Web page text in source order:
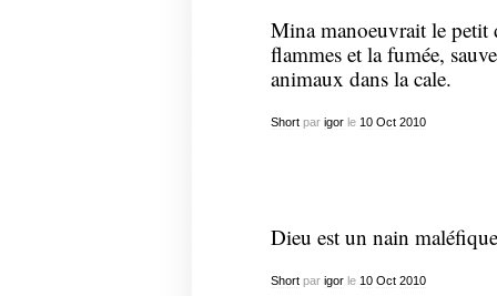
Mina manoeuvrait le petit
flammes et la fumée,
animaux dans la cale.
Shortpar igorle 10 Oct 2010
Dieu est un nain
Shortpar igorle 10 Oct 2010